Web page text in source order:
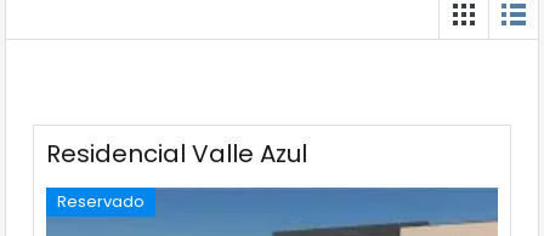
Residencial Valle Azul
Reservado